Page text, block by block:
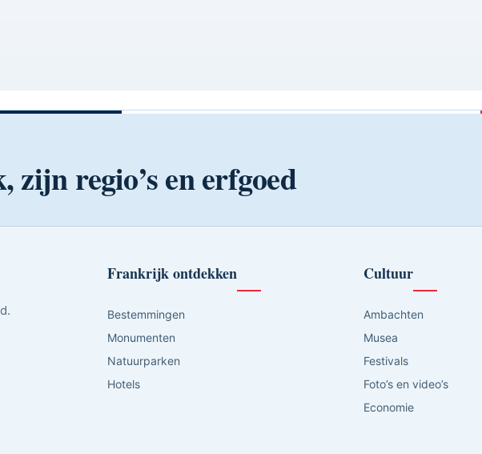
regio’s en erfgoed
Frankrijk ontdekken
Bestemmingen
Monumenten
Natuurparken
Hotels
Cultuur
Ambachten
Musea
Festivals
Foto’s en video’s
Economie